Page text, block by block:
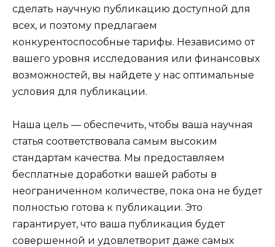
сделать научную публикацию доступной для
всех, и поэтому предлагаем
конкурентоспособные тарифы. Независимо от
вашего уровня исследования или финансовых
возможностей, вы найдете у нас оптимальные
условия для публикации.
Наша цель — обеспечить, чтобы ваша научная
статья соответствовала самым высоким
стандартам качества. Мы предоставляем
бесплатные доработки вашей работы в
неограниченном количестве, пока она не будет
полностью готова к публикации. Это
гарантирует, что ваша публикация будет
совершенной и удовлетворит даже самых